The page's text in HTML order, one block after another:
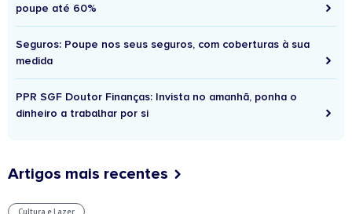
poupe até 60%
Seguros: Poupe nos seus seguros, com coberturas à sua
medida
PPR SGF Doutor Finanças: Invista no amanhã, ponha o
dinheiro a trabalhar por si
Artigos mais recentes